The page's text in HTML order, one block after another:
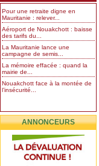
Pour une retraite digne en
Mauritanie : relever...
Aéroport de Nouakchott : baisse
des tarifs du...
La Mauritanie lance une
campagne de semis...
La mémoire effacée : quand la
mairie de...
Nouakchott face à la montée de
l’insécurité...
ANNONCEURS